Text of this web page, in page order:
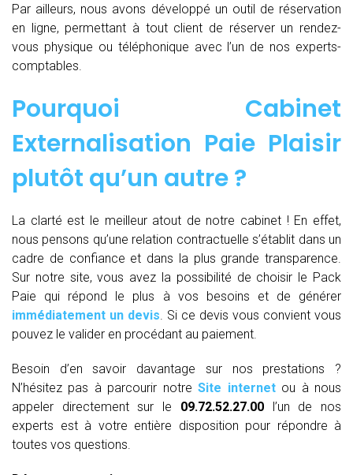
Par ailleurs, nous avons développé un outil de réservation
en ligne, permettant à tout client de réserver un rendez-
vous physique ou téléphonique avec l’un de nos experts-
comptables.
Pourquoi Cabinet
Externalisation Paie Plaisir
plutôt qu’un autre ?
La clarté est le meilleur atout de notre cabinet ! En effet,
nous pensons qu’une relation contractuelle s’établit dans un
cadre de confiance et dans la plus grande transparence.
Sur notre site, vous avez la possibilité de choisir le Pack
Paie qui répond le plus à vos besoins et de générer
immédiatement un devis . Si ce devis vous convient vous
pouvez le valider en procédant au paiement.
Besoin d’en savoir davantage sur nos prestations ?
N’hésitez pas à parcourir notreSite internet ou à nous
appeler directement sur le 09.72.52.27.00l’un de nos
experts est à votre entière disposition pour répondre à
toutes vos questions.